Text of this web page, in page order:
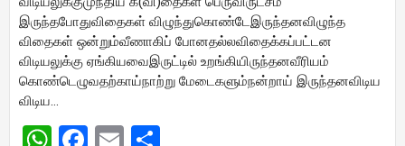
இருந்தபோதுவிதைகள் விழுந்துகொண்டேஇருந்தனவிழுந்த
விதைகள் ஒன்றும்வீணாகிப் போனதல்லவிதைக்கப்பட்டன
விடியலுக்கு ஏங்கியவைஇருட்டில் உறங்கியிருந்தனவீரியம்
கொண்டெழுவதற்காய்நாற்று மேடைகளும்நன்றாய் இருந்தனவிடிய
விடிய…